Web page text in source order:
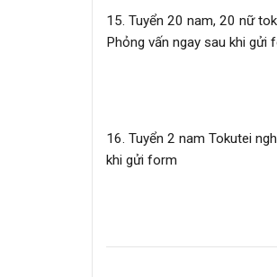
15. Tuyển 20 nam, 20 nữ
Phỏng vấn ngay sau khi gửi
16. Tuyển 2 nam Tokutei
khi gửi form